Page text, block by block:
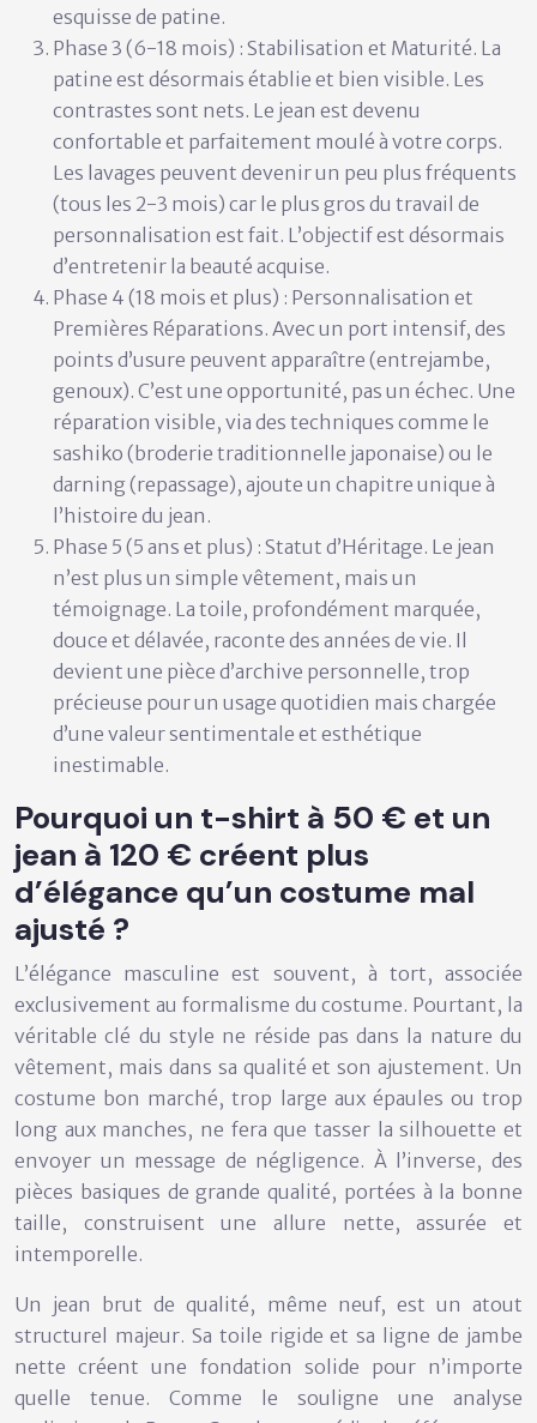
esquisse de patine.
Phase 3 (6-18 mois) : Stabilisation et Maturité. La
patine est désormais établie et bien visible. Les
contrastes sont nets. Le jean est devenu
confortable et parfaitement moulé à votre corps.
Les lavages peuvent devenir un peu plus fréquents
(tous les 2-3 mois) car le plus gros du travail de
personnalisation est fait. L’objectif est désormais
d’entretenir la beauté acquise.
Phase 4 (18 mois et plus) : Personnalisation et
Premières Réparations. Avec un port intensif, des
points d’usure peuvent apparaître (entrejambe,
genoux). C’est une opportunité, pas un échec. Une
réparation visible, via des techniques comme le
sashiko (broderie traditionnelle japonaise) ou le
darning(repassage), ajoute un chapitre unique à
l’histoire du jean.
Phase 5 (5 ans et plus) : Statut d’Héritage. Le jean
n’est plus un simple vêtement, mais un
témoignage. La toile, profondément marquée,
douce et délavée, raconte des années de vie. Il
devient une pièce d’archive personnelle, trop
précieuse pour un usage quotidien mais chargée
d’une valeur sentimentale et esthétique
inestimable.
Pourquoi un t-shirt à 50 € et un
jean à 120 € créent plus
d’élégance qu’un costume mal
ajusté ?
L’élégance masculine est souvent, à tort, associée
exclusivement au formalisme du costume. Pourtant, la
véritable clé du style ne réside pas dans la nature du
vêtement, mais dans sa qualité et son ajustement. Un
costume bon marché, trop large aux épaules ou trop
long aux manches, ne fera que tasser la silhouette et
envoyer un message de négligence. À l’inverse, des
pièces basiques de grande qualité, portées à la bonne
taille, construisent une allure nette, assurée et
intemporelle.
Un jean brut de qualité, même neuf, est un atout
structurel majeur. Sa toile rigide et sa ligne de jambe
nette créent une fondation solide pour n’importe
quelle tenue. Comme le souligne une analyse